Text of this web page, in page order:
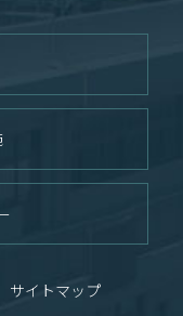
サイトマップ